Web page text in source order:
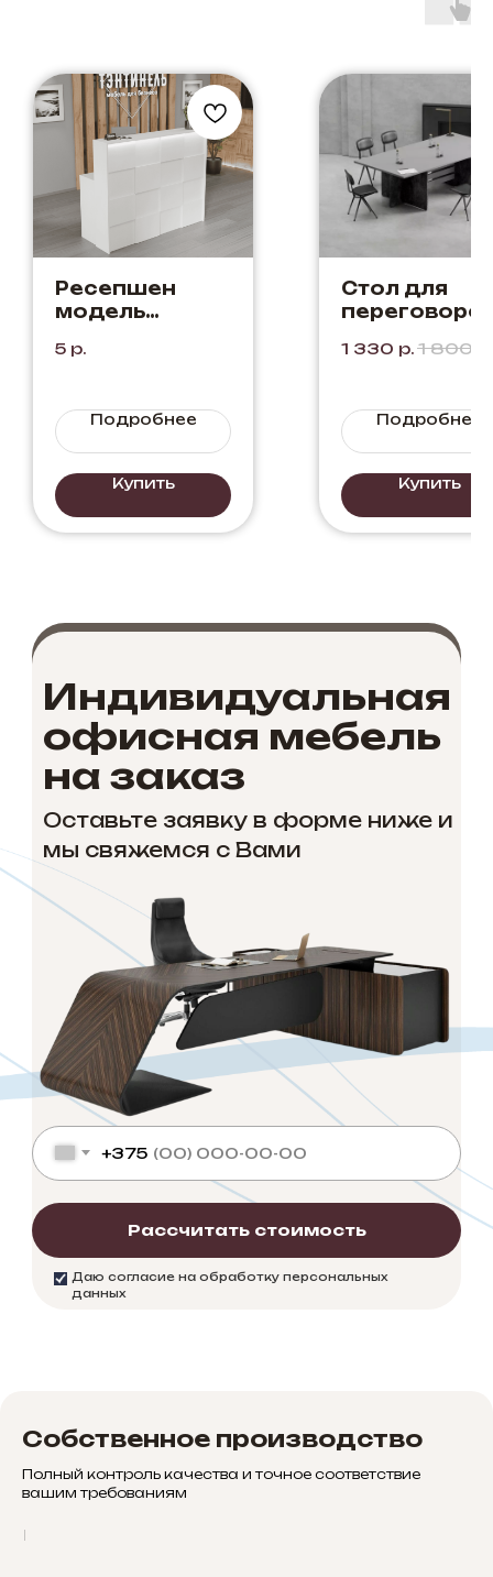
Ресепшен
модель
5 р.
Подробнее
Купить
Стол для
Цвет: Серый
1 330 р. 1 800
Подробнее
Купить
Оставьте заявку в форме ниже и
мы свяжемся с Вами
Даю согласие на обработку персональных
данных
+375
Рассчитать стоимость
Индивидуальная
офисная мебель
на заказ
Собственное производство
Полный контроль качества и точное соответствие
вашим требованиям